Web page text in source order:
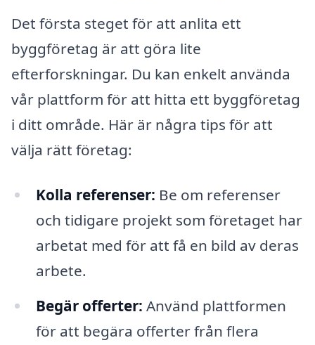
Det första steget för att anlita ett
byggföretag är att göra lite
efterforskningar. Du kan enkelt använda
vår plattform för att hitta ett byggföretag
i ditt område. Här är några tips för att
välja rätt företag:
Kolla referenser: Be om referenser
och tidigare projekt som företaget har
arbetat med för att få en bild av deras
arbete.
Begär offerter: Använd plattformen
för att begära offerter från flera